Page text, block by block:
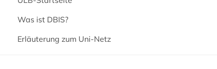
Was ist DBIS?
Erläuterung zum Uni-Netz